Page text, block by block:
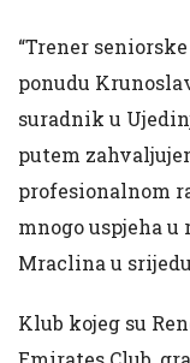
“Trener
ponudu
suradnik u
putem
profesionalnom
mnogo uspjeha u
Mraclina u
Klub kojeg su